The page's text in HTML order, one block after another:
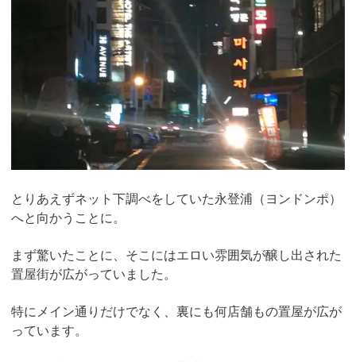
とりあえずネット下調べをしていた永登浦（ヨンドンポ）
へと向かうことに。
まず驚いたことに、そこにはエロい雰囲気が醸し出された
置屋街が広がっていました。
特にメイン通りだけでなく、裏にも何店舗もの置屋が広が
っています。